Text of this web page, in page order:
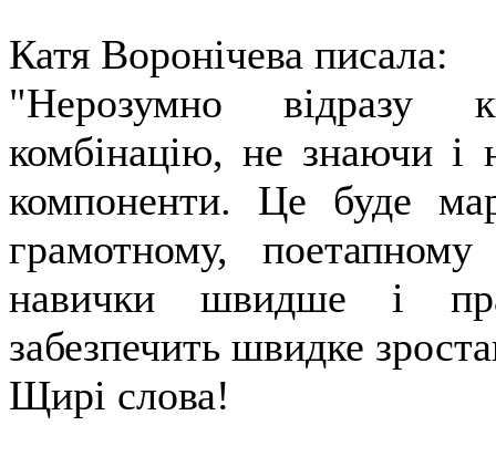
Катя Воронічева писала:
"Нерозумно відразу
комбінацію, не знаючи і
компоненти. Це буде
грамотному,
навички швидше і
забезпечить швидке
Щирі слова!